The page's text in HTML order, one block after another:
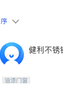
家的选择。
健利不锈
油漆门窗